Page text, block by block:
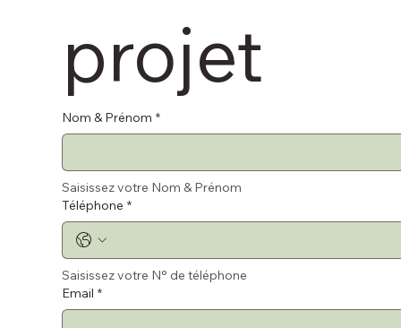
Nom & Prénom *
Saisissez votre Nom & Prénom
Téléphone *
Saisissez votre N° de téléphone
Email *